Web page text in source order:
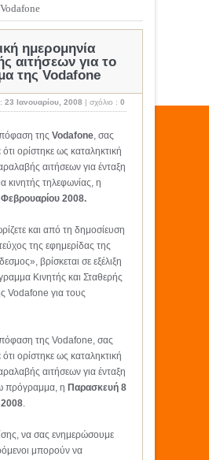
ημερομηνία
αιτήσεων για το
της Vodafone
23 Ιανουαρίου, 2008 | σχόλιο : 0
της Vodafone, σας
ορίστηκε ως καταληκτική
αιτήσεων για ένταξη
κινητής τηλεφωνίας, η
2008.
και από τη δημοσίευση
της εφημερίδας της
βρίσκεται σε εξέλιξη
Κινητής και Σταθερής
Vodafone για τους
της Vodafone, σας
ορίστηκε ως καταληκτική
αιτήσεων για ένταξη
πρόγραμμα, η Παρασκευή 8
.
να σας ενημερώσουμε
μπορούν να